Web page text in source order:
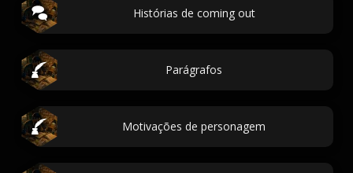
Histórias de coming out
Parágrafos
Motivações de personagem